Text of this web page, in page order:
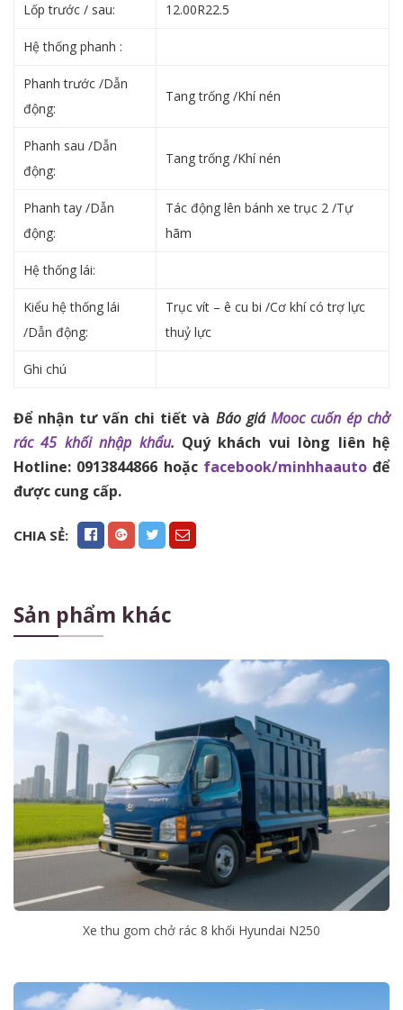
Lốp trước / sau: 12.00R22.5
Hệ thống phanh :
Phanh trước /Dẫn
động:
Tang trống /Khí nén
Phanh sau /Dẫn
động:
Tang trống /Khí nén
Phanh tay /Dẫn
động:
Tác động lên bánh xe trục 2 /Tự
hãm
Hệ thống lái:
Kiểu hệ thống lái
/Dẫn động:
Trục vít – ê cu bi /Cơ khí có trợ lực
thuỷ lực
Ghi chú
Để nhận tư vấn chi tiết và Báo giá Mooc cuốn ép chở
rác 45 khối nhập khẩu. Quý khách vui lòng liên hệ
Hotline: 0913844866 hoặc facebook/minhhaautođể
được cung cấp.
CHIA SẺ:
Sản phẩm khác
Xe thu gom chở rác 8 khối Hyundai N250